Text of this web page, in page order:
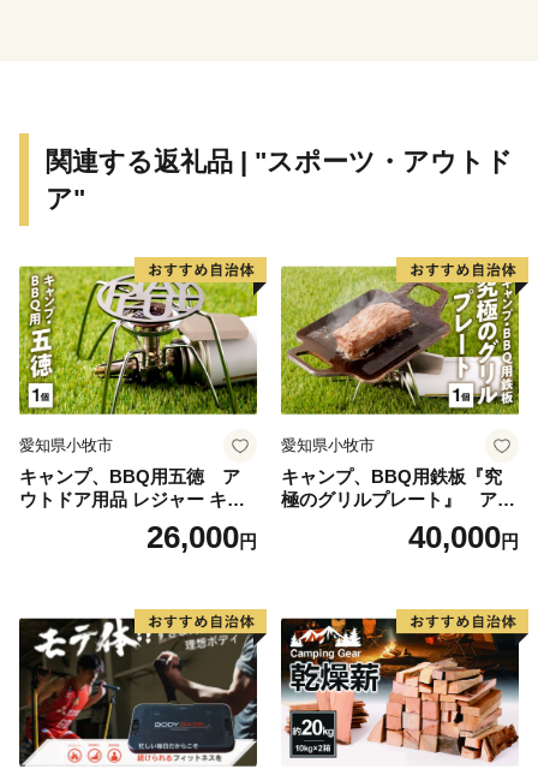
この美しい環境の中、織物産業や農業の技術を長年に
わたり継承してきました。古くより培わられた技術を磨
現代のものづくりとして伝統を脈々と受け継いでいま
す。
ものづくりのまちとして、今日までの文化と伝統を紡
ぎ織りなしてきた名産「丹後ちりめん」、農業分野にお
ける独自モデル「自然循環農業」による産品などは、与
謝野町の誇りの結晶です。これら高品質で安心・安全な
価値をお届けすることで、遠くにいても与謝野町の「い
ま」を感じ、ふるさと与謝野を感じていただければと思
っています。
行う総合的計画の指針として、まちの未来像を「人・自
然・伝統 与謝野で織りなす新たな未来」としました。
住民と行政の協働によるまちづくりを基本理念に、自
分でできることは自分でする「自助」、地域でできるこ
とは地域でする「共助」、企業・事業所の地域貢献であ
る「商助」、そして行政が行う「公助」。これらそれぞ
関連する返礼品 | "スポーツ・アウトド
ア"
愛知県小牧市
キャンプ、BBQ用五徳 ア
ウトドア用品 レジャー キャ
ンプ バーベキュー BBQ 五徳
26,000円
愛知県小牧市
キャンプ、BBQ用鉄板『究
極のグリルプレート』 アウ
トドア用品 レジャー キャン
プ バーベキュー BBQ 鉄板
40,000円